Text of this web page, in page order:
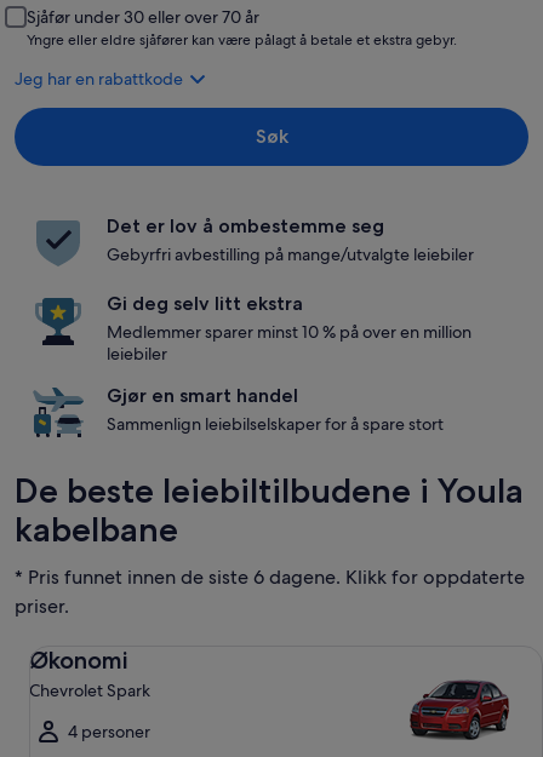
Sjåfør under 30 eller over 70 år
Yngre eller eldre sjåfører kan være pålagt å betale et ekstra gebyr.
Jeg har en rabattkode
Søk
Det er lov å ombestemme seg
Gebyrfri avbestilling på mange/utvalgte leiebiler
Gi deg selv litt ekstra
Medlemmer sparer minst 10 % på over en million
leiebiler
Gjør en smart handel
Sammenlign leiebilselskaper for å spare stort
De beste leiebiltilbudene i Youla
kabelbane
* Pris funnet innen de siste 6 dagene. Klikk for oppdaterte
priser.
Økonomi
Chevrolet Spark
4 personer